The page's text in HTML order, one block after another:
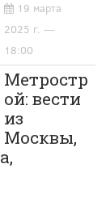
19 марта
2025 г. —
18:00
Метростр
ой: вести
из
Москвы,